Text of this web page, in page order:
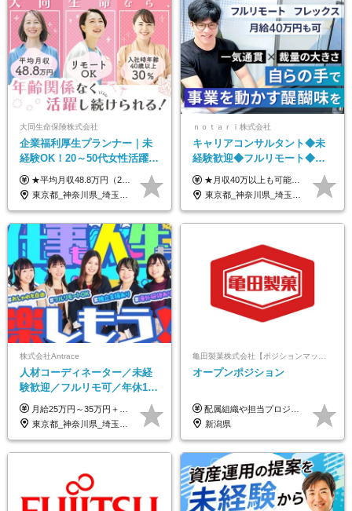
大同生命保険株式会社
企業福利厚生プランナー｜未
経験OK！20～50代女性活躍｜
リモートOK｜平均月収48.8万
｜子育て＆介護支援◎
★平均月収48.8万円（2025年度実績） ★安心の固定給＋賞与年2回＋インセンティブ！手当も充実 月給21万円～23万円＋諸手当＋インセンティブ＋賞与年2回 ※給与は年間平均の税込定例給与です。賞与は含みません。 ※約3週間の研修期間中は日当8000円を支給いたします。 ※試用期間6ヵ月あり（期間中の条件変更なし） ◆東京・神奈川・千葉・埼玉・愛知（一部）・京都・大阪・兵庫（一部）：月給23万円以上 ◆静岡（一部）・三重・岐阜：月給22万円以上 ◆上記以外の地域：月給21万円以上
東京都_神奈川県_埼玉県_千葉県_大阪府_愛知県_北海道_青森県_岩手県_宮城県_秋田県_山形県_福島県_茨城県_栃木県_群馬県_新潟県_山梨県_長野県_富山県_石川県_福井県_静岡県_岐阜県_三重県_兵庫県_京都府_滋賀県_奈良県_和歌山県_広島県_岡山県_鳥取県_島根県_山口県_徳島県_香川県_愛媛県_高知県_福岡県_熊本県_佐賀県_長崎県_大分県_宮崎県_鹿児島県_沖縄県
ｎｏｔａｒｉ株式会社
キャリアコンサルタント◆未
経験歓迎◆フルリモート◆フ
レックス制◆10時出勤・16時
退勤も可◆残業月10時間以内
★月収40万以上も可能！ ★能力・スキル・経験を考慮した年収額を設定します ■月給20万円～40万円＋決算賞与 ※経験・スキルを考慮のうえ決定します ※給与にはみなし残業代40時間分を含む。そのほか詳細に関しては別途面接時にご説明します ※試用期間3ヵ月あり。期間中の雇用形態・条件などに差異はありません
東京都_神奈川県_埼玉県_千葉県_大阪府_愛知県_北海道_青森県_岩手県_宮城県_秋田県_山形県_福島県_茨城県_栃木県_群馬県_新潟県_山梨県_長野県_富山県_石川県_福井県_静岡県_岐阜県_三重県_兵庫県_京都府_滋賀県_奈良県_和歌山県_広島県_岡山県_鳥取県_島根県_山口県_徳島県_香川県_愛媛県_高知県_福岡県_熊本県_佐賀県_長崎県_大分県_宮崎県_鹿児島県_沖縄県
株式会社Antrace
人材コーディネーター／未経
験歓迎／フルリモ可／年休127
日／おしゃれ自由／海外研修
年10回／美容・サウナ割あり
月給25万円～35万円＋インセンティブ 未経験者：月給25万円～＋インセンティブ 経験者：月給35万円～＋インセンティブ （※経験者は営業経験5年以上の方を想定） ※経験・スキルなどを考慮のうえ、決定します ※時間外手当は別途全額支給します
東京都_神奈川県_埼玉県_千葉県_大阪府_愛知県_北海道_青森県_岩手県_宮城県_秋田県_山形県_福島県_茨城県_栃木県_群馬県_新潟県_山梨県_長野県_富山県_石川県_福井県_静岡県_岐阜県_三重県_兵庫県_京都府_滋賀県_奈良県_和歌山県_広島県_岡山県_鳥取県_島根県_山口県_徳島県_香川県_愛媛県_高知県_福岡県_熊本県_佐賀県_長崎県_大分県_宮崎県_鹿児島県_沖縄県
オープンポジション
配属組織や担当プロジェクトにより異なります。 想定年収：400万円～1000万円 ※ご経験やスキルに応じて決定します。 ※上記想定年収はあくまでも目安の金額であり、 選考を通じて上下する可能性があります。
新潟県